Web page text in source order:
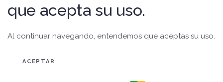
que acepta su uso.
Al continuar navegando, entendemos que aceptas su uso.
ACEPTAR